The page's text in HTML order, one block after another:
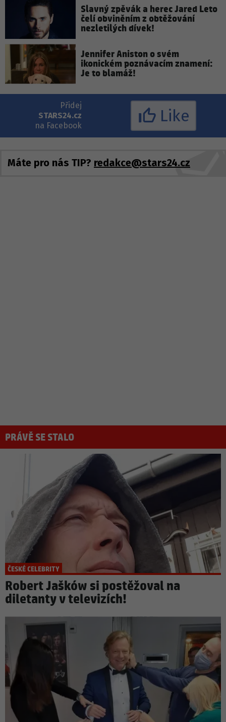
Slavný zpěvák a herec Jared Leto
čelí obviněním z obtěžování
nezletilých dívek!
Jennifer Aniston o svém
ikonickém poznávacím znamení:
Je to blamáž!
Přidej
STARS24.cz
na Facebook
Like
Máte pro nás TIP? redakce@stars24.cz
PRÁVĚ SE STALO
ČESKÉ CELEBRITY
Robert Jašków si postěžoval na
diletanty v televizích!